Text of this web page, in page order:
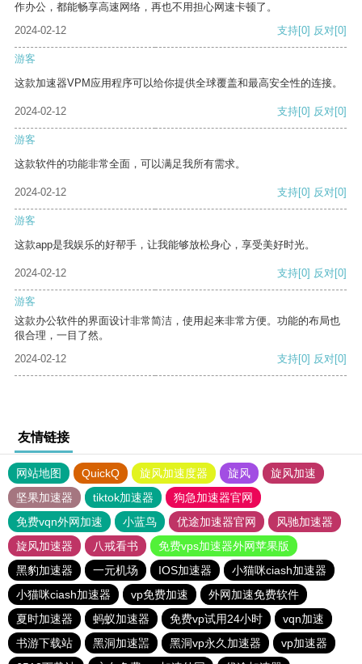
作办公，都能畅享高速网络，再也不用担心网速卡顿了。
2024-02-12
支持[0] 反对[0]
游客
这款加速器VPM应用程序可以给你提供全球覆盖和最高安全性的连接。
2024-02-12 支持[0] 反对[0]
游客
这款软件的功能非常全面，可以满足我所有需求。
2024-02-12 支持[0] 反对[0]
游客
这款app是我娱乐的好帮手，让我能够放松身心，享受美好时光。
2024-02-12 支持[0] 反对[0]
游客
这款办公软件的界面设计非常简洁，使用起来非常方便。功能的布局也
很合理，一目了然。
2024-02-12
支持[0] 反对[0]
友情链接
网站地图 QuickQ 旋风加速度器 旋风
旋风加速
坚果加速器
tiktok加速器
狗急加速器官网
免费vqn外网加速
小蓝鸟 优途加速器官网
风驰加速器
旋风加速器
八戒看书
免费vps加速器外网苹果版
黑豹加速器
一元机场 IOS加速器
小猫咪ciash加速器
小猫咪ciash加速器
vp免费加速
外网加速免费软件
夏时加速器
蚂蚁加速器 免费vp试用24小时
vqn加速
书游下载站
黑洞加速噐 黑洞vp永久加速器
vp加速器